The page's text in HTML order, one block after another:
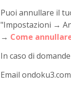
Puoi annullare il
"Impostazioni →
→ Come
In caso di
Email